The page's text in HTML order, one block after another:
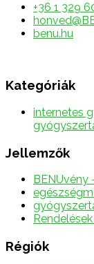
+36 1 329
benu.hu
Kategóriák
internetes
Jellemzők
Régiók